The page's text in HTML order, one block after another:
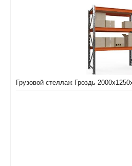
Грузовой стеллаж Гроздь